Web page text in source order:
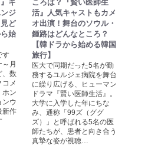
キ
ジ
ど
始
す
月
、数
コメ
ホン
ンウ
新作
ころは？『賢い医師生
活』人気キャストもカメ
オ出演！舞台のソウル・
鍾路はどんなところ？
【韓ドラから始める韓国
旅行】
医大で同期だった5名が勤
務するユルジェ病院を舞台
に繰り広げる、ヒューマン
ドラマ『賢い医師生活』。
大学に入学した年にちな
み、通称「99ズ（ググ
ズ）」と呼ばれる5名の医
師たちが、患者と向き合う
真摯な姿が視聴…